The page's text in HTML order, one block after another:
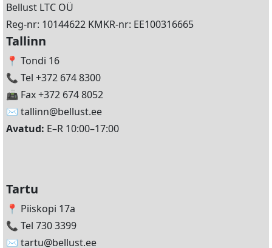
Bellust LTC OÜ
Reg-nr: 10144622 KMKR-nr: EE100316665
Tallinn
📍 Tondi 16
📞 Tel +372 674 8300
📠 Fax +372 674 8052
✉️ tallinn@bellust.ee
Avatud: E–R 10:00–17:00
Tartu
📍 Piiskopi 17a
📞 Tel 730 3399
✉️ tartu@bellust.ee